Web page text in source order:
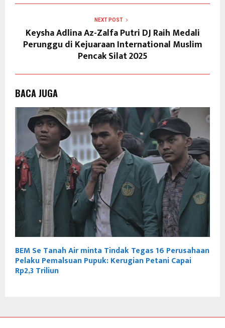
NEXT POST
Keysha Adlina Az-Zalfa Putri DJ Raih Medali
Perunggu di Kejuaraan International Muslim
Pencak Silat 2025
BACA JUGA
BEM Se Tanah Air minta Tindak Tegas 16 Perusahaan
Pelaku Pemalsuan Pupuk: Kerugian Petani Capai
Rp2,3 Triliun